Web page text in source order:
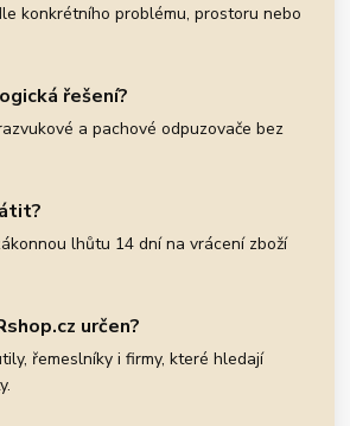
konkrétního problému, prostoru nebo
řešení?
a pachové odpuzovače bez
lhůtu 14 dní na vrácení zboží
určen?
řemeslníky i firmy, které hledají